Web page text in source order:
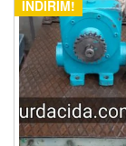
İNDIRIM!